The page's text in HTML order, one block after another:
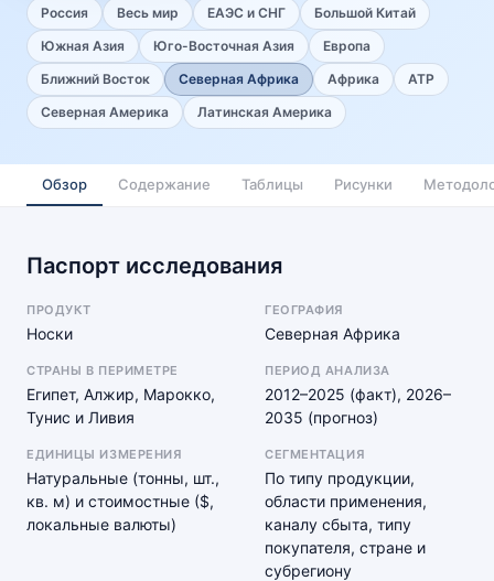
Россия Весь мир ЕАЭС и СНГ
Большой Китай
Южная Азия
Юго-Восточная Азия
Европа
Ближний Восток
Северная Африка Африка
АТР
Северная Америка
Латинская Америка
Обзор Содержание Таблицы Рисунки
Паспорт исследования
ПРОДУКТ
Носки
ГЕОГРАФИЯ
Северная Африка
СТРАНЫ В ПЕРИМЕТРЕ
Египет, Алжир, Марокко,
Тунис и Ливия
ПЕРИОД АНАЛИЗА
2012–2025 (факт), 2026–
2035 (прогноз)
ЕДИНИЦЫ ИЗМЕРЕНИЯ
Натуральные (тонны, шт.,
кв. м) и стоимостные ($,
локальные валюты)
СЕГМЕНТАЦИЯ
По типу продукции,
области применения,
каналу сбыта, типу
покупателя, стране и
субрегиону